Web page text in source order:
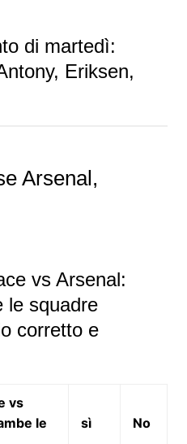
di martedì:
Eriksen,
Arsenal,
vs Arsenal:
le squadre
corretto e
vs
le
sì No